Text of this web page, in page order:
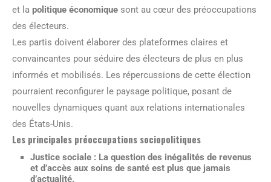
et la politique économique sont au cœur des préoccupations
des électeurs.
Les partis doivent élaborer des plateformes claires et
convaincantes pour séduire des électeurs de plus en plus
informés et mobilisés. Les répercussions de cette élection
pourraient reconfigurer le paysage politique, posant de
nouvelles dynamiques quant aux relations internationales
des États-Unis.
Les principales préoccupations sociopolitiques
Justice sociale : La question des inégalités de revenus
et d’accès aux soins de santé est plus que jamais
d’actualité.